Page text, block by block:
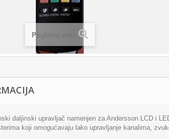
Pogledaj veće
daljinski upravljač namenjen za Andersson LCD i
koji omogućavaju lako upravljanje kanalima,